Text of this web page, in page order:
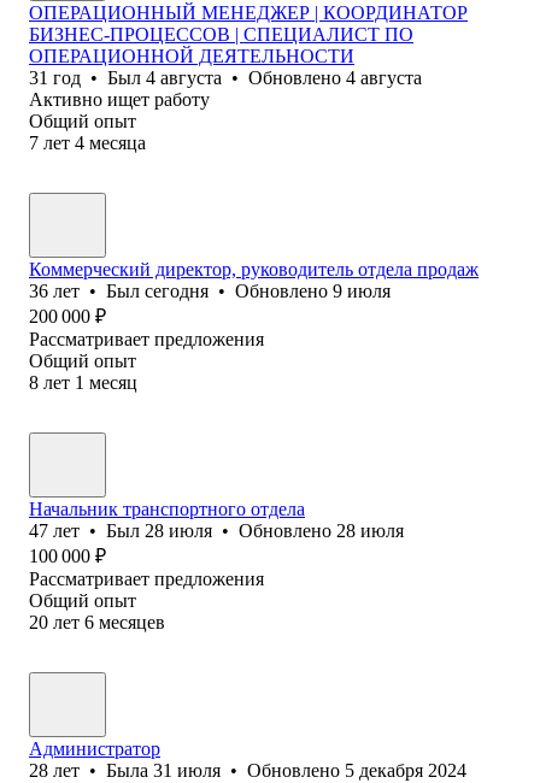
ОПЕРАЦИОННЫЙ МЕНЕДЖЕР | КООРДИНАТОР
БИЗНЕС-ПРОЦЕССОВ | СПЕЦИАЛИСТ ПО
ОПЕРАЦИОННОЙ ДЕЯТЕЛЬНОСТИ
31 год • Был 4 августа • Обновлено 4 августа
Активно ищет работу
Общий опыт
7 лет 4 месяца
Коммерческий директор, руководитель отдела продаж
36 лет • Был сегодня • Обновлено 9 июля
200 000 ₽
Рассматривает предложения
Общий опыт
8 лет 1 месяц
Начальник транспортного отдела
47 лет • Был 28 июля • Обновлено 28 июля
100 000 ₽
Рассматривает предложения
Общий опыт
20 лет 6 месяцев
Администратор
28 лет • Была 31 июля • Обновлено 5 декабря 2024